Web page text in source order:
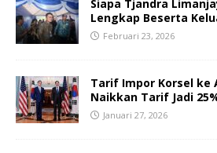
Siapa Tjandra
Lengkap Beserta
Februari 23, 2026
Tarif Impor Korsel ke
Naikkan Tarif Jadi
Januari 27, 2026